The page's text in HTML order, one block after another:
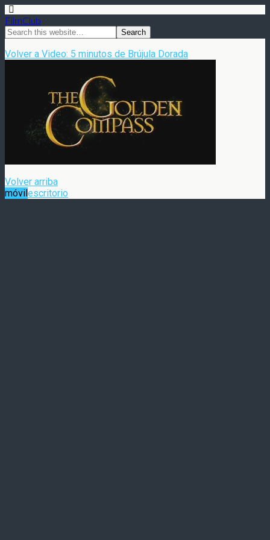
FilmClub
Volver a Video: 5 minutos de Brújula Dorada
Volver arriba
móvilescritorio